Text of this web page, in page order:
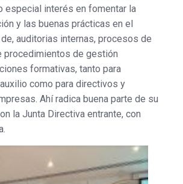
especial interés en fomentar la
y las buenas prácticas en el
auditorias internas, procesos de
procedimientos de gestión
formativas, tanto para
como para directivos y
Ahí radica buena parte de su
la Junta Directiva entrante, con